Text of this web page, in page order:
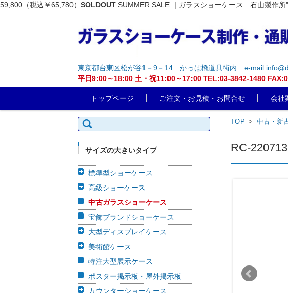
59,800（税込￥65,780） SOLDOUT SUMMER SALE ｜ガラスショーケース 石山製作所
東京都台東区松が谷1－9－14 かっぱ橋道具街内
e-
平日9:00～18:00 土・祝11:00～17:00 TEL:03-3842-1480
トップページ
ご注文・お見積・お問合せ 会社
TOP > 中古・新
RC-
検索:
サイズの大きいタイプ
標準型ショーケース
高級ショーケース
中古ガラスショーケース
宝飾ブランドショーケース
大型ディスプレイケース
美術館ケース
特注大型展示ケース
ポスター掲示板・屋外掲示板
カウンターショーケース